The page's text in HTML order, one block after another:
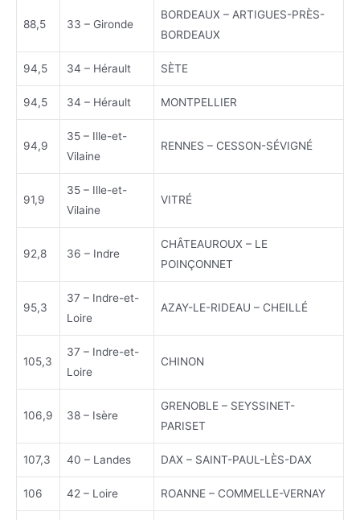
88,5 33 – Gironde
BORDEAUX – ARTIGUES-PRÈS-
BORDEAUX
94,5 34 – Hérault SÈTE
94,5 34 – Hérault MONTPELLIER
94,9
35 – Ille-et-
Vilaine
RENNES – CESSON-SÉVIGNÉ
91,9
35 – Ille-et-
Vilaine
VITRÉ
92,8 36 – Indre
CHÂTEAUROUX – LE
POINÇONNET
95,3
37 – Indre-et-
Loire
AZAY-LE-RIDEAU – CHEILLÉ
105,3
37 – Indre-et-
Loire
CHINON
106,9 38 – Isère
GRENOBLE – SEYSSINET-
PARISET
107,3 40 – Landes DAX – SAINT-PAUL-LÈS-DAX
106 42 – Loire ROANNE – COMMELLE-VERNAY